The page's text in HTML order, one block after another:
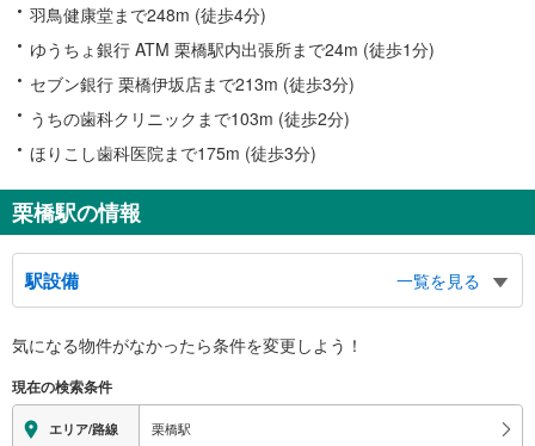
羽鳥健康堂まで248m (徒歩4分)
ゆうちょ銀行 ATM 栗橋駅内出張所まで24m (徒歩1分)
セブン銀行 栗橋伊坂店まで213m (徒歩3分)
うちの歯科クリニックまで103m (徒歩2分)
ほりこし歯科医院まで175m (徒歩3分)
栗橋駅の情報
駅設備
一覧を見る
※段差なしでの移動経路
【ＪＲ東日本】：○
【東武鉄道】：○
気になる物件がなかったら条件を変更しよう！
現在の検索条件
エリア/路線 栗橋駅